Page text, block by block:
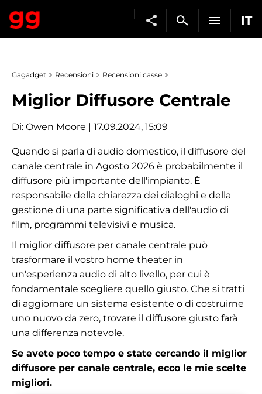
IT
Gagadget Recensioni Recensioni casse
Miglior Diffusore Centrale
Di: Owen Moore | 17.09.2024, 15:09
Quando si parla di audio domestico, il diffusore del
canale centrale in Agosto 2026 è probabilmente il
diffusore più importante dell'impianto. È
responsabile della chiarezza dei dialoghi e della
gestione di una parte significativa dell'audio di
film, programmi televisivi e musica.
Il miglior diffusore per canale centrale può
trasformare il vostro home theater in
un'esperienza audio di alto livello, per cui è
fondamentale scegliere quello giusto. Che si tratti
di aggiornare un sistema esistente o di costruirne
uno nuovo da zero, trovare il diffusore giusto farà
una differenza notevole.
Se avete poco tempo e state cercando il miglior
diffusore per canale centrale, ecco le mie scelte
migliori.